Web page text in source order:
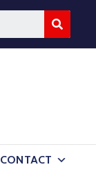
CONTACT